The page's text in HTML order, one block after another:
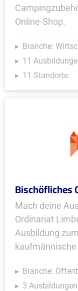
Online-Shop.
Branche:
11
11 Standorte
Bischöfliches
Mach deine
Ordinariat
Ausbildung
Branche:
3 Ausbildungen